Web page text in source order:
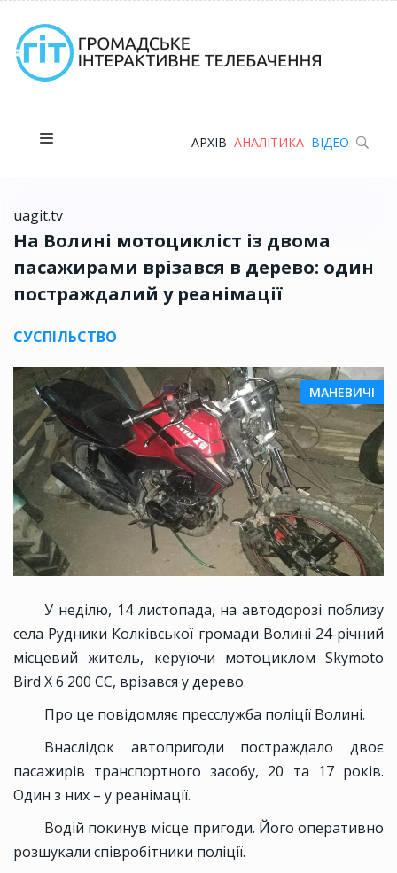
АРХІВ АНАЛІТИКА ВІДЕО
uagit.tv
На Волині мотоцикліст із двома
пасажирами врізався в дерево: один
постраждалий у реанімації
СУСПІЛЬСТВО
МАНЕВИЧІ
У неділю, 14 листопада, на автодорозі поблизу
села Рудники Колківської громади Волині 24-річний
місцевий житель, керуючи мотоциклом Skymoto
Bird X 6 200 CC, врізався у дерево.
Про це повідомляє пресслужба поліції Волині.
Внаслідок автопригоди постраждало двоє
пасажирів транспортного засобу, 20 та 17 років.
Один з них – у реанімації.
Водій покинув місце пригоди. Його оперативно
розшукали співробітники поліції.